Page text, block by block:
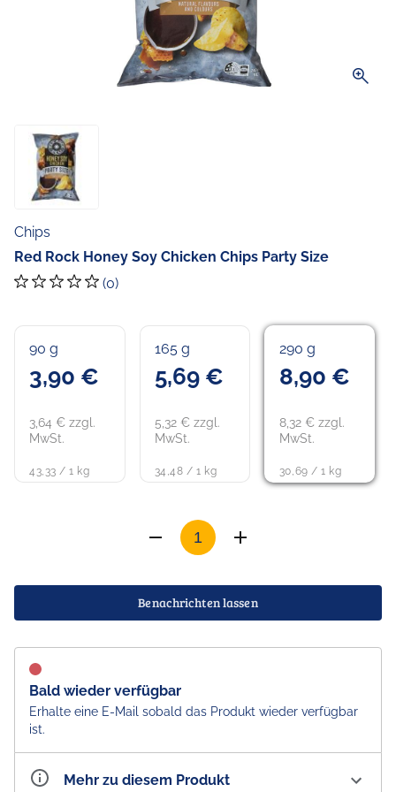
zoom_in
Chips
Red Rock Honey Soy Chicken Chips Party Size
(0)
90 g
3,90 €
3,64 € zzgl.
MwSt.
43,33 / 1 kg
165 g
5,69 €
5,32 € zzgl.
MwSt.
34,48 / 1 kg
290 g
8,90 €
8,32 € zzgl.
MwSt.
30,69 / 1 kg
Benachrichten lassen
Bald wieder verfügbar
Erhalte eine E-Mail sobald das Produkt wieder verfügbar
ist.
Mehr zu diesem Produkt